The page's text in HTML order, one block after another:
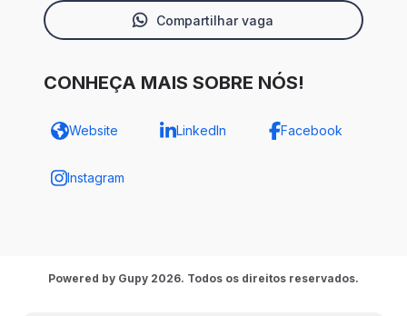
Compartilhar vaga
CONHEÇA MAIS SOBRE NÓS!
Website LinkedIn Facebook
Instagram
Powered by Gupy 2026. Todos os direitos reservados.